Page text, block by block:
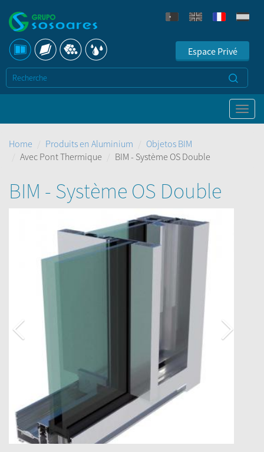
Espace Privé
Home Produits en Aluminium
Objetos BIM
Avec Pont Thermique
BIM - Système OS Double
BIM - Système OS Double